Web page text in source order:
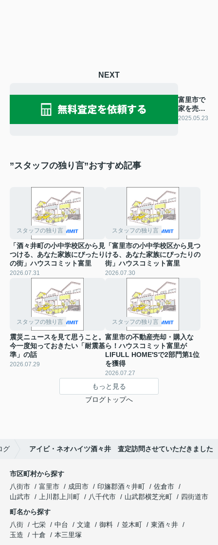
NEXT
富里市で
家を売り
たい方必
2025.05.23
”スタッフの独り言”おすすめ記事
スタッフの独り言
「酒々井町の小中学校区から見
つける、あなた家族にぴったり
の街」ハウスコミット富里
2026.07.31
スタッフの独り言
「富里市の小中学校区から見つ
ける、あなた家族にぴったりの
街」ハウスコミット富里
2026.07.30
スタッフの独り言
震災ニュースを見て思うこと。
今一度知っておきたい「耐震基
準」の話
2026.07.29
スタッフの独り言
富里市の不動産売却・購入な
ら！ハウスコミット富里が
LIFULL HOME'Sで2部門第1位
を獲得
2026.07.27
もっと見る
ブログトップへ
グ アイビ・ネオハイツ酒々井 査定訪問させていただきました
市区町村から探す
八街市
富里市 成田市 印旛郡酒々井町
佐倉市
山武市
上川郡上川町 八千代市 山武郡横芝光町
四街道市
町名から探す
八街
七栄 中台 文違 御料 並木町
東酒々井
玉造
十倉
本三里塚